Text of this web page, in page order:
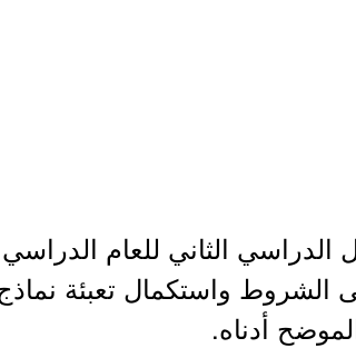
الثاني للعام الدراسي
الشروط واستكمال تعبئة
أدناه.